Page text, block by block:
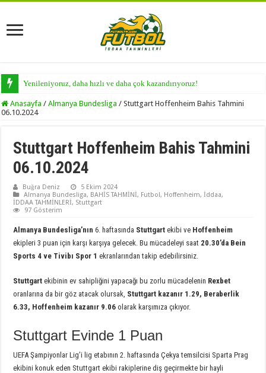
Yenileniyoruz, daha hızlı ve daha çok kazandırıyoruz!
Anasayfa / Almanya Bundesliga / Stuttgart Hoffenheim Bahis Tahmini
06.10.2024
Stuttgart Hoffenheim Bahis Tahmini
06.10.2024
Buğra Deniz
5 Ekim 2024
Almanya Bundesliga, BAHİS TAHMİNİ, Futbol, Hoffenheim,İddaa,
İDDAA TAHMİNLERİ, Stuttgart
97 Gösterim
Almanya Bundesliga’nın 6. haftasında Stuttgartekibi ve Hoffenheim
ekipleri 3 puan için karşı karşıya gelecek. Bu mücadeleyi saat 20.30’da Bein
Sports 4 ve Tivibı Spor 1ekranlarından takip edebilirsiniz.
Stuttgartekibinin ev sahipliğini yapacağı bu zorlu mücadelenin Rexbet
oranlarına da bir göz atacak olursak, Stuttgart kazanır 1.29, Beraberlik
6.33, Hoffenheim kazanır 9.06 olarak karşımıza çıkıyor.
Stuttgart Evinde 1 Puan
UEFA Şampiyonlar Lig’i lig etabının 2. haftasında Çekya temsilcisi Sparta Prag
ekibini konuk eden Stuttgart ekibi rakiplerine diş geçirmekte bir hayli